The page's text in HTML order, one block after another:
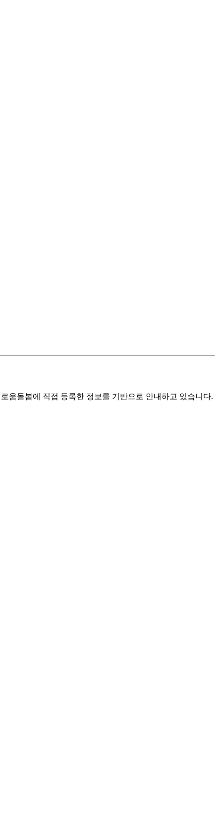
움돌봄에 직접 등록한 정보를 기반으로 안내하고 있습니다.